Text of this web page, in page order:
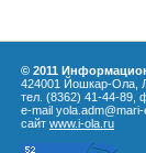
© 2011
424001 Йошкар-Ола,
тел. (8362) 41-44-89,
e-mail
сайт www.i-ola.ru